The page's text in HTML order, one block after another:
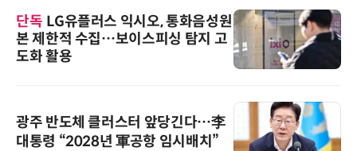
단독 LG유플러스 익시오, 통화음성원
본 제한적 수집…보이스피싱 탐지 고
도화 활용
광주 반도체 클러스터 앞당긴다…李
대통령 “2028년 軍공항 임시배치”